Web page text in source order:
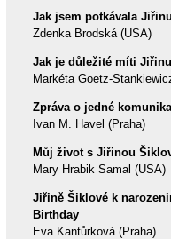
Jak jsem potkávala
Zdenka Brodská (USA)
Jak je důležité míti
Markéta Goetz-
Zpráva o jedné
Ivan M. Havel (Praha)
Můj život s Jiřinou
Mary Hrabik Samal (USA)
Jiřině Šiklové k
Birthday
Eva Kantůrková (Praha)